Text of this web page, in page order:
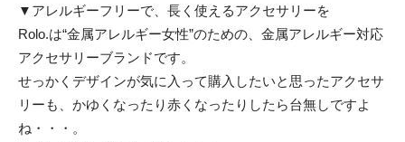
▼アレルギーフリーで、長く使えるアクセサリーを
Rolo.は“金属アレルギー女性”のための、金属アレルギー対応
アクセサリーブランドです。
せっかくデザインが気に入って購入したいと思ったアクセサ
リーも、かゆくなったり赤くなったりしたら台無しですよ
ね・・・。